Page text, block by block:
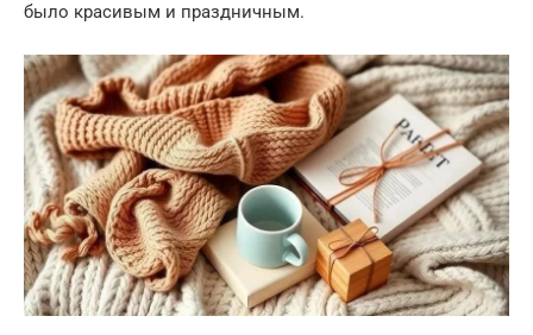
было красивым и праздничным.